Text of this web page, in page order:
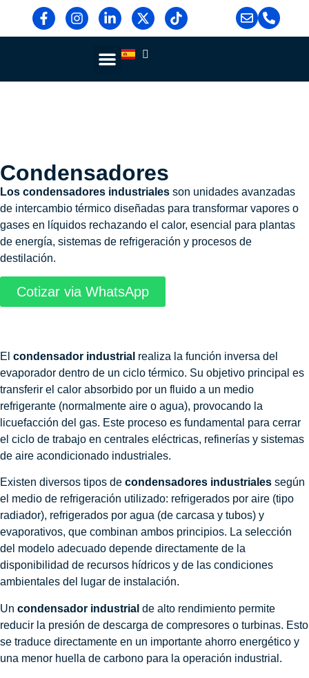
Condensadores
Los condensadores industriales son unidades avanzadas
de intercambio térmico diseñadas para transformar vapores o
gases en líquidos rechazando el calor, esencial para plantas
de energía, sistemas de refrigeración y procesos de
destilación.
Cotizar via WhatsApp
El condensador industrial realiza la función inversa del
evaporador dentro de un ciclo térmico. Su objetivo principal es
transferir el calor absorbido por un fluido a un medio
refrigerante (normalmente aire o agua), provocando la
licuefacción del gas. Este proceso es fundamental para cerrar
el ciclo de trabajo en centrales eléctricas, refinerías y sistemas
de aire acondicionado industriales.
Existen diversos tipos de condensadores industriales según
el medio de refrigeración utilizado: refrigerados por aire (tipo
radiador), refrigerados por agua (de carcasa y tubos) y
evaporativos, que combinan ambos principios. La selección
del modelo adecuado depende directamente de la
disponibilidad de recursos hídricos y de las condiciones
ambientales del lugar de instalación.
Un condensador industrial de alto rendimiento permite
reducir la presión de descarga de compresores o turbinas. Esto
se traduce directamente en un importante ahorro energético y
una menor huella de carbono para la operación industrial.